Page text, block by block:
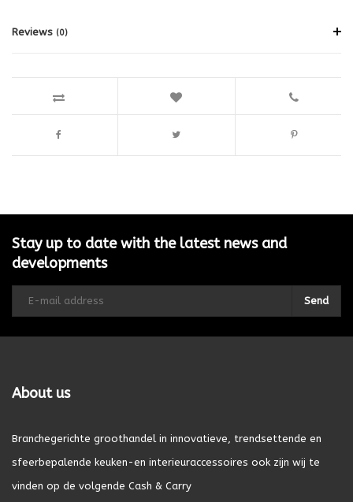
Reviews (0)
Stay up to date with the latest news and
developments
Send
About us
Branchegerichte groothandel in innovatieve, trendsettende en
sfeerbepalende keuken-en interieuraccessoires ook zijn wij te
vinden op de volgende Cash & Carry